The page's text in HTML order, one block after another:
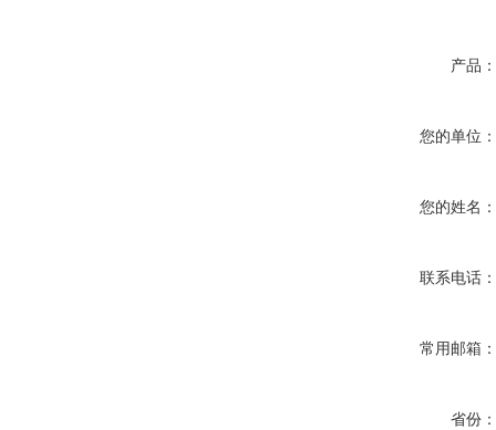
产品：
您的单位：
您的姓名：
联系电话：
常用邮箱：
省份：